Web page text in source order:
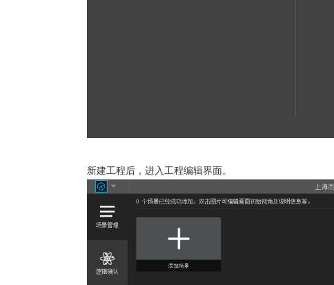
新建工程后，进入工程编辑界面。